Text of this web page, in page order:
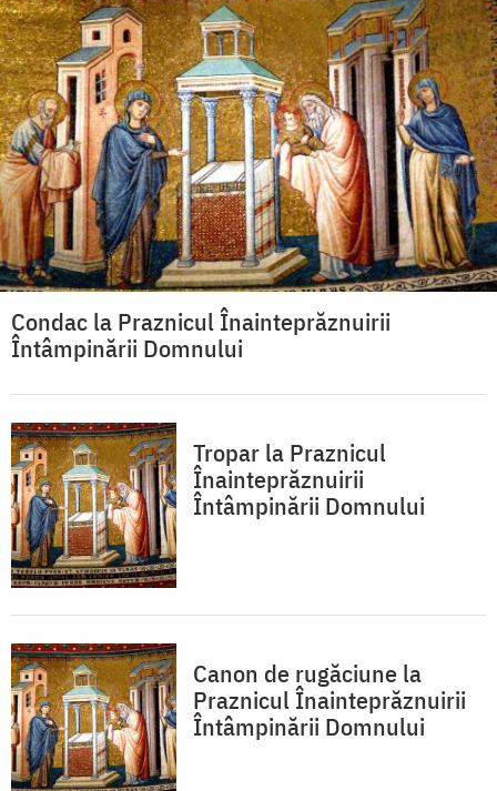
Condac la Praznicul Înainteprăznuirii
Întâmpinării Domnului
Tropar la Praznicul
Înainteprăznuirii
Întâmpinării Domnului
Canon de rugăciune la
Praznicul Înainteprăznuirii
Întâmpinării Domnului